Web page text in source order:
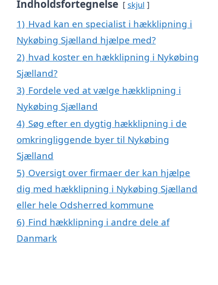
Indholdsfortegnelse skjul
1) Hvad kan en specialist i hækklipning i
Nykøbing Sjælland hjælpe med?
2) hvad koster en hækklipning i Nykøbing
Sjælland?
3) Fordele ved at vælge hækklipning i
Nykøbing Sjælland
4) Søg efter en dygtig hækklipning i de
omkringliggende byer til Nykøbing
Sjælland
5) Oversigt over firmaer der kan hjælpe
dig med hækklipning i Nykøbing Sjælland
eller hele Odsherred kommune
6) Find hækklipning i andre dele af
Danmark